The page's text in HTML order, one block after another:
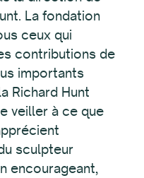
La fondation
ceux qui
contributions de
importants
Richard Hunt
veiller à ce que
sculpteur
encourageant,